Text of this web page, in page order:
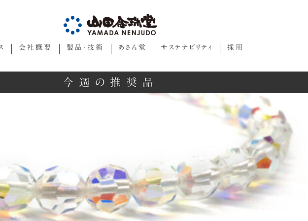
会社概要 製品・技術 あさん堂 サステナビリティ 採用
今週の推奨品